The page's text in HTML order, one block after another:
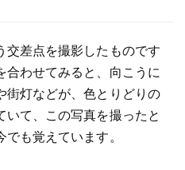
交差点を撮影したものです
合わせてみると、向こうに
街灯などが、色とりどりの
いて、この写真を撮ったと
も覚えています。